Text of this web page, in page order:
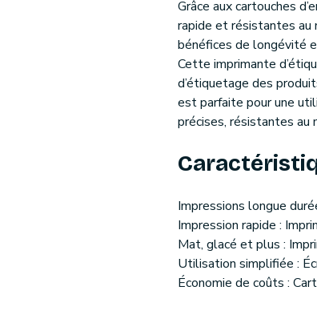
Grâce aux cartouches
rapide et résistantes au
bénéfices de longévité
Cette imprimante
d’étiquetage des
est parfaite pour une
précises, résistantes au
Impressions longue
Impression rapide :
Mat, glacé et plus :
Utilisation simplifiée :
Économie de coûts :